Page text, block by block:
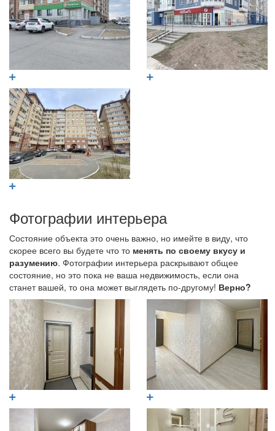
Фотографии интерьера
Состояние объекта это очень важно, но имейте в виду, что
скорее всего вы будете что то менять по своему вкусу и
разумению. Фотографии интерьера раскрывают общее
состояние, но это пока не ваша недвижимость, если она
станет вашей, то она может выглядеть по-другому! Верно?